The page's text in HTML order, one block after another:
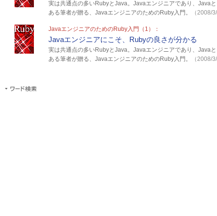
実は共通点の多いRubyとJava。Javaエンジニアであり、Java
ある筆者が贈る、JavaエンジニアのためのRuby入門。
（2008/
JavaエンジニアのためのRuby入門（1）：
Javaエンジニアにこそ、Rubyの良さが分かる
実は共通点の多いRubyとJava。Javaエンジニアであり、Java
ある筆者が贈る、JavaエンジニアのためのRuby入門。
（2008/